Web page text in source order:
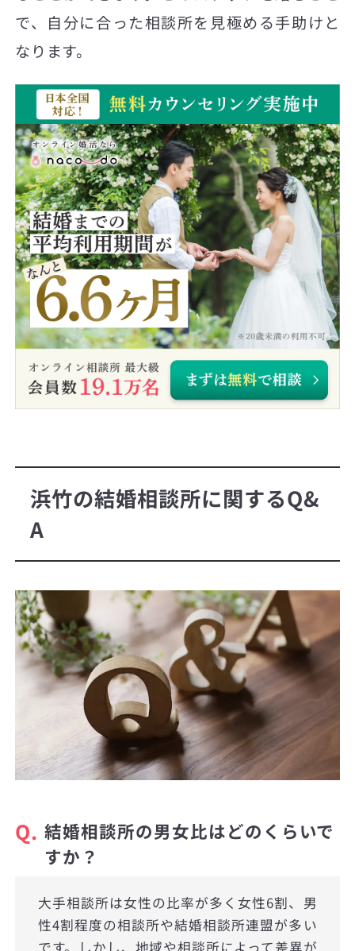
で、自分に合った相談所を見極める手助けと
なります。
浜竹の結婚相談所に関するQ&
A
Q. 結婚相談所の男女比はどのくらいで
すか？
大手相談所は女性の比率が多く女性6割、男
性4割程度の相談所や結婚相談所連盟が多い